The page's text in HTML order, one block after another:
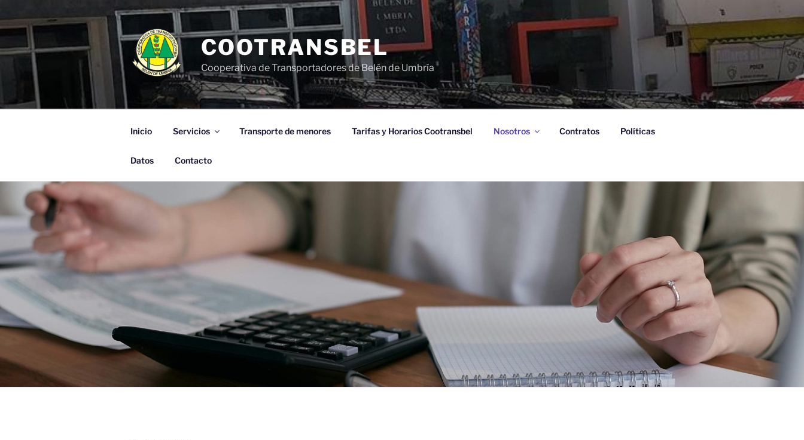
al
contenido
COOTRANSBEL
Cooperativa de Transportadores de Belén de Umbría
Inicio Servicios Transporte de menores Tarifas y Horarios Cootransbel Nosotros Contratos Políticas
Datos Contacto